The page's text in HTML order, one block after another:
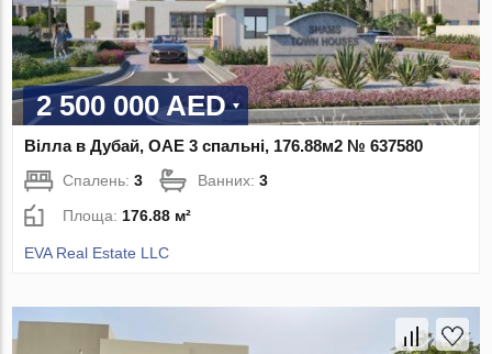
2 500 000 AED
Вілла в Дубай, ОАЕ 3 спальні, 176.88м2 № 637580
Спалень:3 Ванних:3
Площа:176.88 м²
EVA Real Estate LLC